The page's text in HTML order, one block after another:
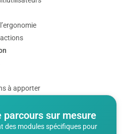
à apporter
sur mesure
des modules spécifiques pour